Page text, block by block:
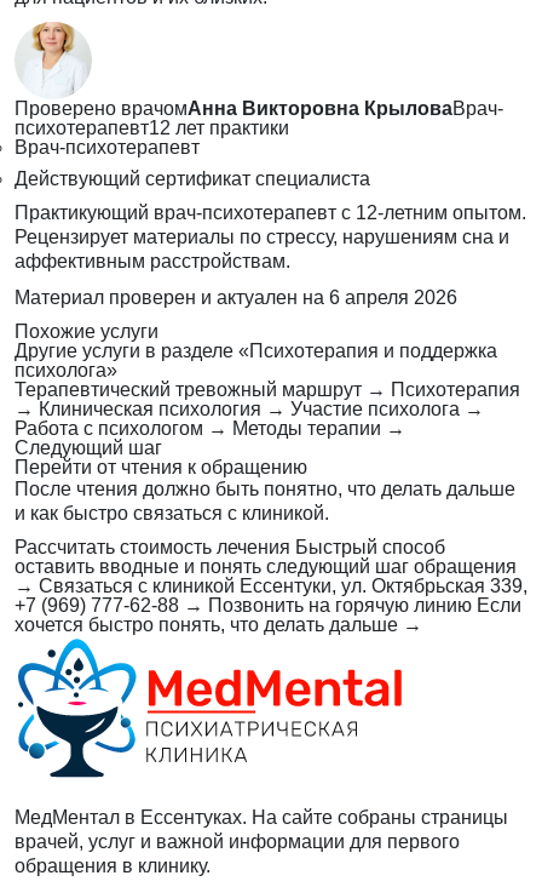
Проверено врачомАнна Викторовна КрыловаВрач-
психотерапевт12 лет практики
Врач-психотерапевт
Действующий сертификат специалиста
Практикующий врач-психотерапевт с 12-летним опытом.
Рецензирует материалы по стрессу, нарушениям сна и
аффективным расстройствам.
Материал проверен и актуален на 6 апреля 2026
Похожие услуги
Другие услуги в разделе «Психотерапия и поддержка
психолога»
Терапевтический тревожный маршрут → Психотерапия
→ Клиническая психология → Участие психолога →
Работа с психологом → Методы терапии →
Следующий шаг
Перейти от чтения к обращению
После чтения должно быть понятно, что делать дальше
и как быстро связаться с клиникой.
Рассчитать стоимость лечения Быстрый способ
оставить вводные и понять следующий шаг обращения
→ Связаться с клиникой Ессентуки, ул. Октябрьская 339,
+7 (969) 777-62-88 → Позвонить на горячую линию Если
хочется быстро понять, что делать дальше →
МедМентал в Ессентуках. На сайте собраны страницы
врачей, услуг и важной информации для первого
обращения в клинику.